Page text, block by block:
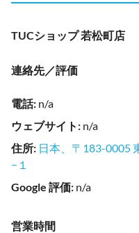
TUCショップ 若松町店
連絡先／評価
電話: n/a
ウェブサイト : n/a
住所: 日本、〒183-0005
−１
Google 評価: n/a
営業時間